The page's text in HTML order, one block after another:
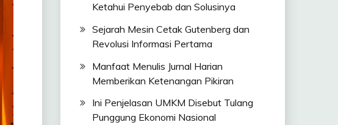
Ketahui Penyebab dan Solusinya
Sejarah Mesin Cetak Gutenberg dan
Revolusi Informasi Pertama
Manfaat Menulis Jurnal Harian
Memberikan Ketenangan Pikiran
Ini Penjelasan UMKM Disebut Tulang
Punggung Ekonomi Nasional